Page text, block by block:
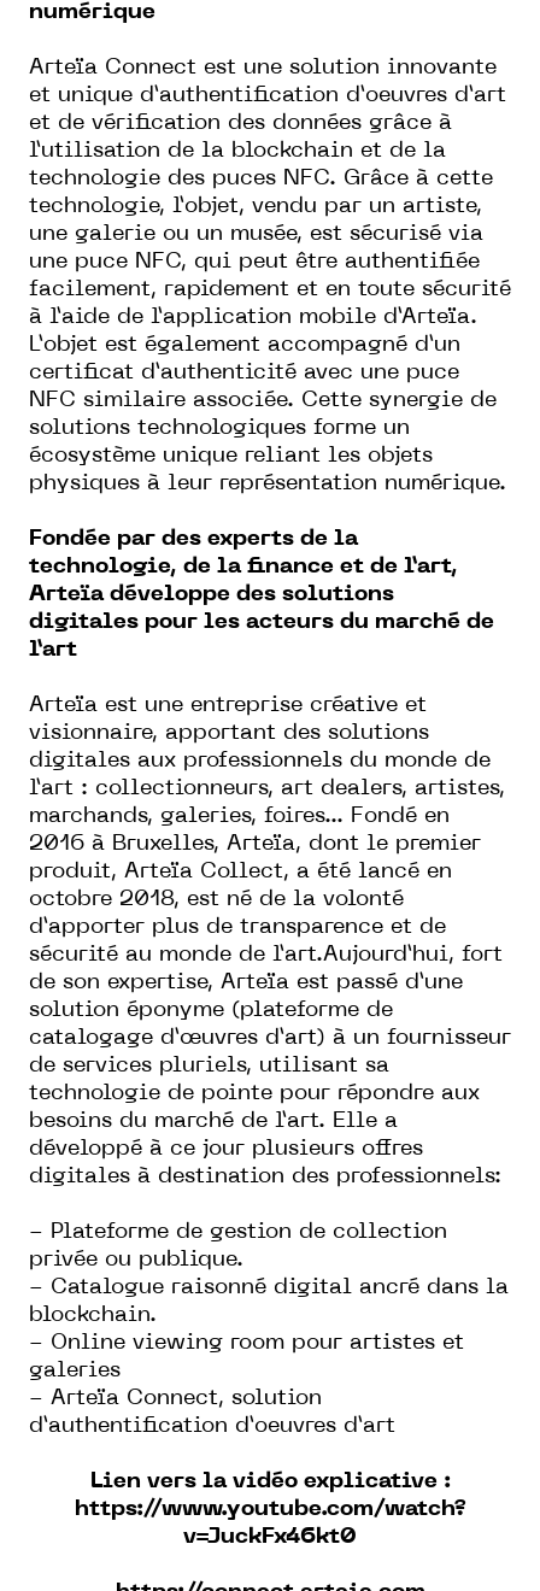
numérique
Arteïa Connect est une solution innovante
et unique d’authentification d’oeuvres d’art
et de vérification des données grâce à
l’utilisation de la blockchain et de la
technologie des puces NFC. Grâce à cette
technologie, l’objet, vendu par un artiste,
une galerie ou un musée, est sécurisé via
une puce NFC, qui peut être authentifiée
facilement, rapidement et en toute sécurité
à l’aide de l’application mobile d’Arteïa.
L’objet est également accompagné d’un
certificat d’authenticité avec une puce
NFC similaire associée. Cette synergie de
solutions technologiques forme un
écosystème unique reliant les objets
physiques à leur représentation numérique.
Fondée par des experts de la
technologie, de la finance et de l’art,
Arteïa développe des solutions
digitales pour les acteurs du marché de
l’art
Arteïa est une entreprise créative et
visionnaire, apportant des solutions
digitales aux professionnels du monde de
l’art : collectionneurs, art dealers, artistes,
marchands, galeries, foires... Fondé en
2016 à Bruxelles, Arteïa, dont le premier
produit, Arteïa Collect, a été lancé en
octobre 2018, est né de la volonté
d’apporter plus de transparence et de
sécurité au monde de l’art.Aujourd’hui, fort
de son expertise, Arteïa est passé d’une
solution éponyme (plateforme de
catalogage d’œuvres d’art) à un fournisseur
de services pluriels, utilisant sa
technologie de pointe pour répondre aux
besoins du marché de l’art. Elle a
développé à ce jour plusieurs offres
digitales à destination des professionnels:
- Plateforme de gestion de collection
privée ou publique.
- Catalogue raisonné digital ancré dans la
blockchain.
- Online viewing room pour artistes et
galeries
- Arteïa Connect, solution
d’authentification d’oeuvres d’art
Lien vers la vidéo explicative :
https://www.youtube.com/watch?
v=JuckFx46kt0